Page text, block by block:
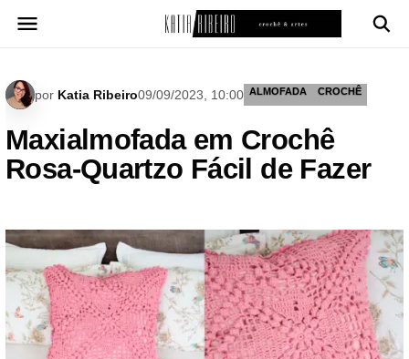
para
por Katia Ribeiro09/09/2023, 10:00 ALMOFADA CROCHÊ
Maxialmofada em Crochê
Rosa-Quartzo Fácil de Fazer